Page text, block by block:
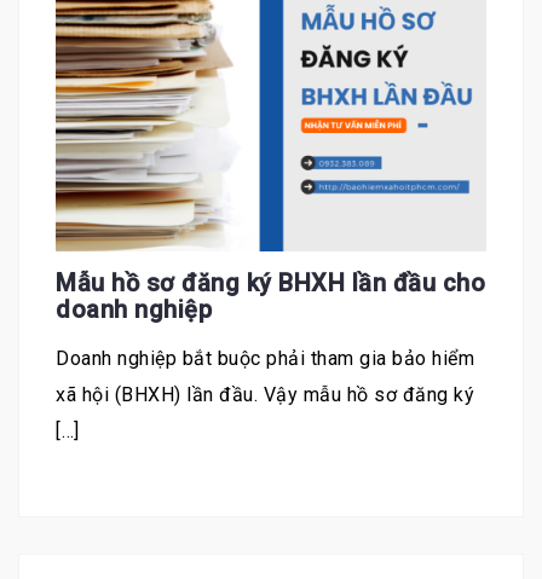
Mẫu hồ sơ đăng ký BHXH lần đầu cho
doanh nghiệp
Doanh nghiệp bắt buộc phải tham gia bảo hiểm
xã hội (BHXH) lần đầu. Vậy mẫu hồ sơ đăng ký
[…]